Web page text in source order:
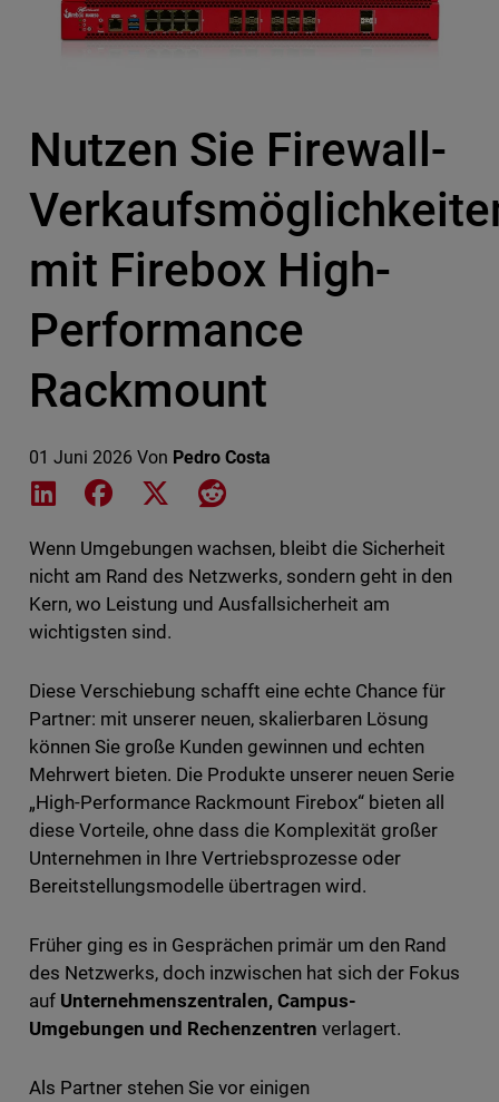
Nutzen Sie Firewall-
mit Firebox High-
Performance
Rackmount
01 Juni 2026 Von Pedro Costa
Share on LinkedIn
Share on Facebook
Share on XShare on Reddit
Wenn Umgebungen wachsen, bleibt die Sicherheit
nicht am Rand des Netzwerks, sondern geht in den
Kern, wo Leistung und Ausfallsicherheit am
wichtigsten sind.
Diese Verschiebung schafft eine echte Chance für
Partner: mit unserer neuen, skalierbaren Lösung
können Sie große Kunden gewinnen und echten
Mehrwert bieten. Die Produkte unserer neuen Serie
„High-Performance Rackmount Firebox“ bieten all
diese Vorteile, ohne dass die Komplexität großer
Unternehmen in Ihre Vertriebsprozesse oder
Bereitstellungsmodelle übertragen wird.
Früher ging es in Gesprächen primär um den Rand
des Netzwerks, doch inzwischen hat sich der Fokus
auf Unternehmenszentralen, Campus-
Umgebungen und Rechenzentren verlagert.
Als Partner stehen Sie vor einigen